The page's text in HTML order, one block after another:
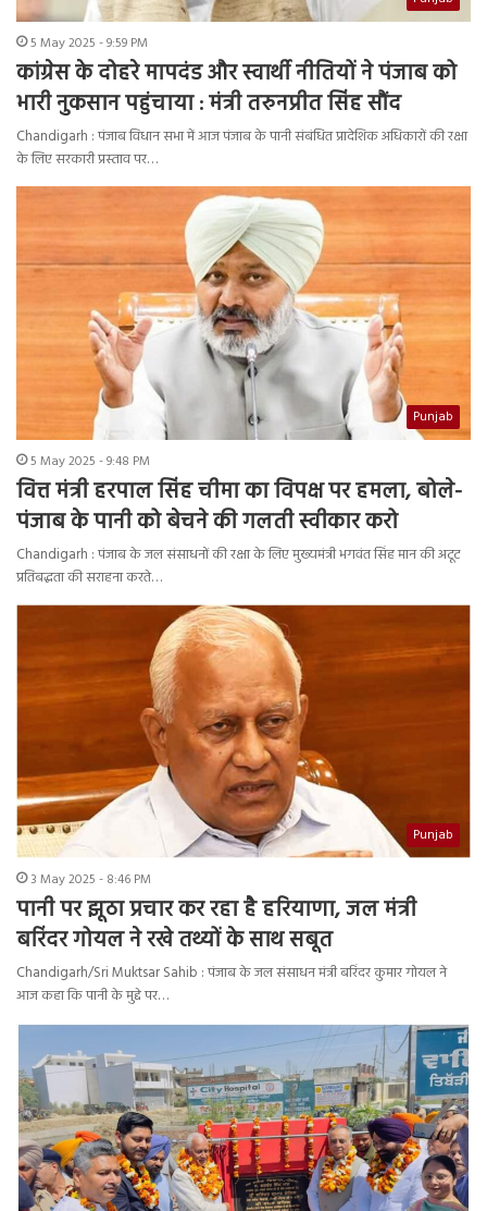
5 May 2025 - 9:59 PM
कांग्रेस के दोहरे मापदंड और स्वार्थी नीतियों ने पंजाब को
भारी नुकसान पहुंचाया : मंत्री तरुनप्रीत सिंह सौंद
Chandigarh : पंजाब विधान सभा में आज पंजाब के पानी संबंधित प्रादेशिक अधिकारों की रक्षा
के लिए सरकारी प्रस्ताव पर…
Punjab
5 May 2025 - 9:48 PM
वित्त मंत्री हरपाल सिंह चीमा का विपक्ष पर हमला, बोले-
पंजाब के पानी को बेचने की गलती स्वीकार करो
Chandigarh : पंजाब के जल संसाधनों की रक्षा के लिए मुख्यमंत्री भगवंत सिंह मान की अटूट
प्रतिबद्धता की सराहना करते…
Punjab
3 May 2025 - 8:46 PM
पानी पर झूठा प्रचार कर रहा है हरियाणा, जल मंत्री
बरिंदर गोयल ने रखे तथ्यों के साथ सबूत
Chandigarh/Sri Muktsar Sahib : पंजाब के जल संसाधन मंत्री बरिंदर कुमार गोयल ने
आज कहा कि पानी के मुद्दे पर…